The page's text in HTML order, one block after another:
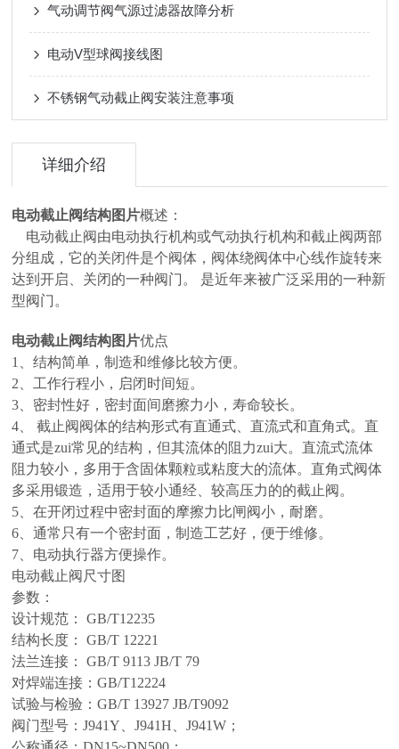
气动调节阀气源过滤器故障分析
电动V型球阀接线图
不锈钢气动截止阀安装注意事项
详细介绍
电动截止阀结构图片概述：
电动截止阀由电动执行机构或气动执行机构和截止阀两部
分组成，它的关闭件是个阀体，阀体绕阀体中心线作旋转来
达到开启、关闭的一种阀门。 是近年来被广泛采用的一种新
型阀门。
电动截止阀结构图片优点
1、结构简单，制造和维修比较方便。
2、工作行程小，启闭时间短。
3、密封性好，密封面间磨擦力小，寿命较长。
4、 截止阀阀体的结构形式有直通式、直流式和直角式。直
通式是zui常见的结构，但其流体的阻力zui大。直流式流体
阻力较小，多用于含固体颗粒或粘度大的流体。直角式阀体
多采用锻造，适用于较小通经、较高压力的的截止阀。
5、在开闭过程中密封面的摩擦力比闸阀小，耐磨。
6、通常只有一个密封面，制造工艺好，便于维修。
7、电动执行器方便操作。
电动截止阀尺寸图
参数：
设计规范： GB/T12235
结构长度： GB/T 12221
法兰连接： GB/T 9113 JB/T 79
对焊端连接：GB/T12224
试验与检验：GB/T 13927 JB/T9092
阀门型号：J941Y、J941H、J941W；